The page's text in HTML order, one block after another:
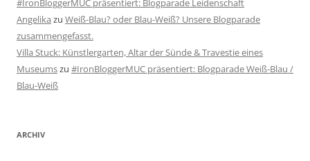
#IronBloggerMUC präsentiert: Blogparade Leidenschaft
Angelika zu Weiß-Blau? oder Blau-Weiß? Unsere Blogparade
zusammengefasst.
Villa Stuck: Künstlergarten, Altar der Sünde & Travestie eines
Museumszu #IronBloggerMUC präsentiert: Blogparade Weiß-Blau /
Blau-Weiß
ARCHIV